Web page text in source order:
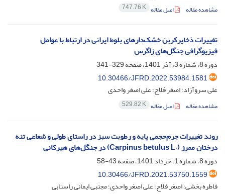
مشاهده مقاله اصل مقاله 747.76 K
تغییرات ذخایرکربن خشک‌دارهای بلوط ایرانی در ارتباط با عوامل
فیزیوگرافی جنگل‌های زاگرس
دوره 8، شماره 3، آذر 1401، صفحه
329-341
10.30466/JFRD.2022.53984.1581
علی سروآزاد؛ اصغر فلاح؛ علی اصغر واحدی
مشاهده مقاله اصل مقاله 529.82 K
روند تغییرات جرم‌حجمی پایه و رطوبت سبز در راستای طولی و شعاعی تنه
درختان ممرز‎ (‏Carpinus betulus L.‎‏) در جنگل‌های هیرکانی‏
دوره 8، شماره 1، خرداد 1401، صفحه
43-58
10.30466/JFRD.2021.53750.1559
فاطره بخشی؛ اصغر فلاح؛ علی اصغر واحدی؛ مجتبی ایمانی راستابی